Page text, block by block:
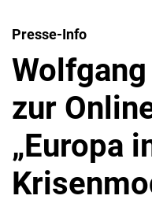
Presse-Info
zur
„Europa